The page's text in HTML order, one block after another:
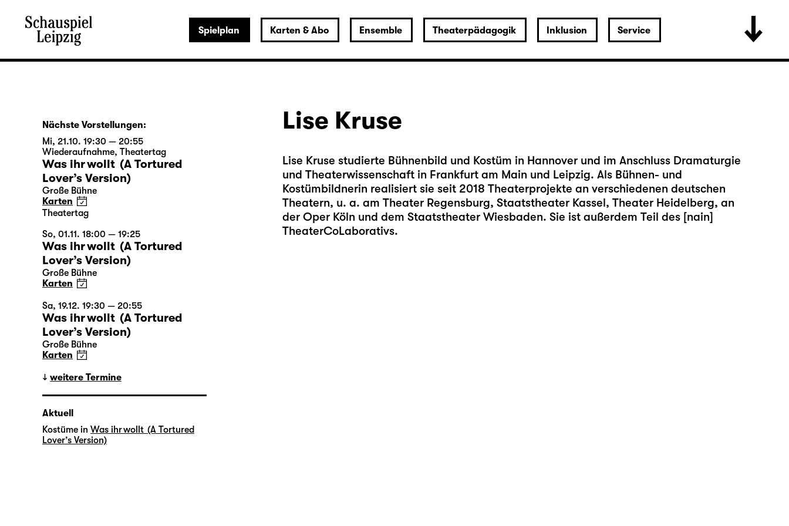
Spielplan Karten & Abo Ensemble Theaterpädagogik Inklusion Service
Lise Kruse
Lise Kruse studierte Bühnenbild und Kostüm in Hannover und im Anschluss Dramaturgie
und Theaterwissenschaft in Frankfurt am Main und Leipzig. Als Bühnen- und
Kostümbildnerin realisiert sie seit 2018 Theaterprojekte an verschiedenen deutschen
Theatern, u. a. am Theater Regensburg, Staatstheater Kassel, Theater Heidelberg, an
der Oper Köln und dem Staatstheater Wiesbaden. Sie ist außerdem Teil des [nain]
TheaterCoLaborativs.
Nächste Vorstellungen:
Mi, 21.10. 19:30 — 20:55
Wiederaufnahme, Theatertag
Was ihr wollt (A Tortured
Lover’s Version)
Große Bühne
Karten
Theatertag
So, 01.11. 18:00 — 19:25
Was ihr wollt (A Tortured
Lover’s Version)
Große Bühne
Karten
Sa, 19.12. 19:30 — 20:55
Was ihr wollt (A Tortured
Lover’s Version)
Große Bühne
Karten
weitere Termine
Aktuell
Kostüme in Was ihr wollt (A Tortured
Lover’s Version)